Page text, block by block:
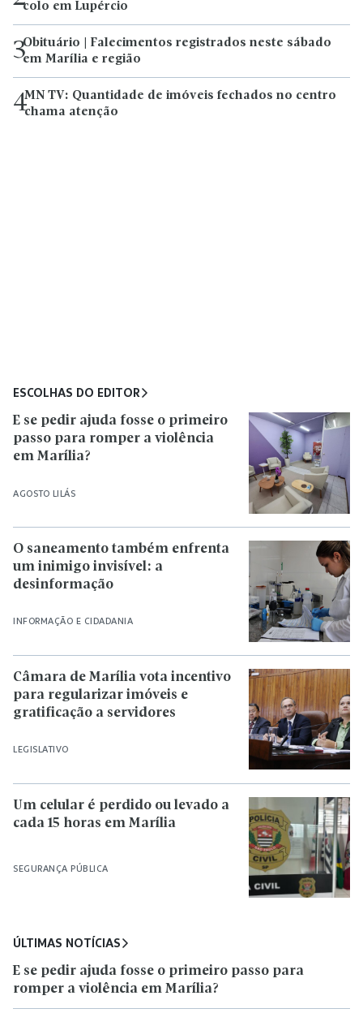
colo em Lupércio
3Obituário | Falecimentos registrados neste sábado
em Marília e região
4MN TV: Quantidade de imóveis fechados no centro
chama atenção
ESCOLHAS DO EDITOR
AGOSTO LILÁS
E se pedir ajuda fosse o primeiro
passo para romper a violência
em Marília?
INFORMAÇÃO E CIDADANIA
O saneamento também enfrenta
um inimigo invisível: a
desinformação
LEGISLATIVO
Câmara de Marília vota incentivo
para regularizar imóveis e
gratificação a servidores
SEGURANÇA PÚBLICA
Um celular é perdido ou levado a
cada 15 horas em Marília
ÚLTIMAS NOTÍCIAS
E se pedir ajuda fosse o primeiro passo para
romper a violência em Marília?